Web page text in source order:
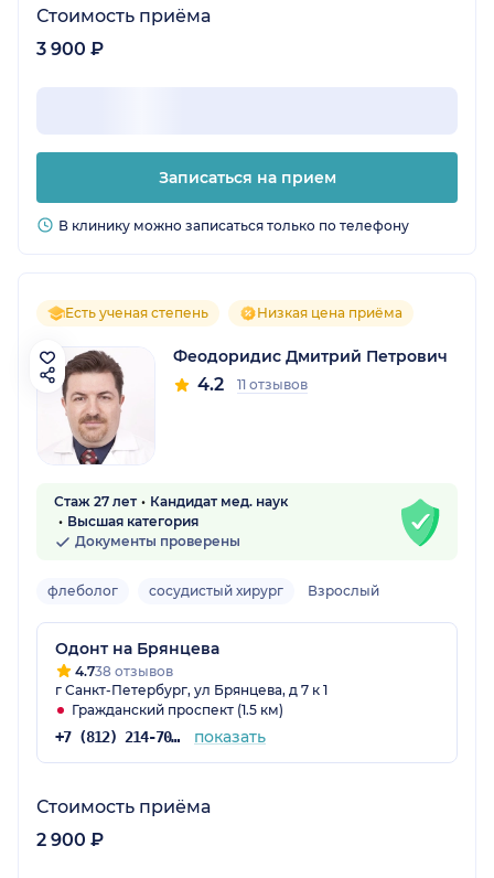
Стоимость приёма
3 900 ₽
Записаться на прием
В клинику можно записаться только по телефону
Есть ученая степень Низкая цена приёма
Феодоридис Дмитрий Петрович
4.2 11 отзывов
Стаж 27 лет
Кандидат мед. наук
Высшая категория
Документы проверены
флеболог сосудистый хирург Взрослый
Одонт на Брянцева
4.738 отзывов
г Санкт-Петербург, ул Брянцева, д 7 к 1
Гражданский проспект (1.5 км)
+7 (812) 214-70-82 показать
Стоимость приёма
2 900 ₽